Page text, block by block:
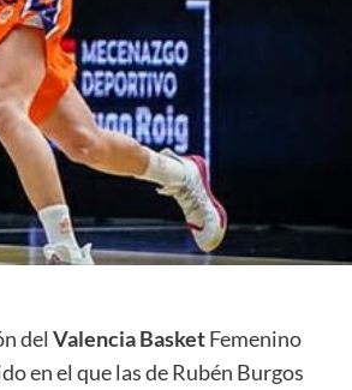
del Valencia BasketFemenino
en el que las de Rubén Burgos
entrevista bTactic
bTactic
el próximo 20 de mayo celebramos nuestro
cumpleaños. Y todo crecimiento conlleva